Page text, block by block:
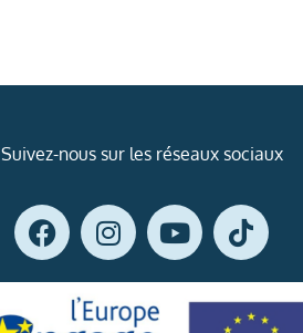
Suivez-nous sur les réseaux sociaux